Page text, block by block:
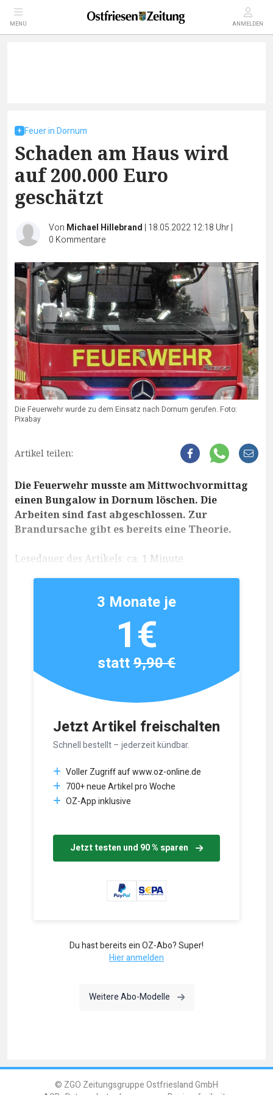
MENÜ ANMELDEN
Feuer in Dornum
Schaden am Haus wird
auf 200.000 Euro
geschätzt
Von Michael Hillebrand | 18.05.2022 12:18 Uhr|
0 Kommentare
Die Feuerwehr wurde zu dem Einsatz nach Dornum gerufen. Foto:
Pixabay
Artikel teilen:
Die Feuerwehr musste am Mittwochvormittag
einen Bungalow in Dornum löschen. Die
Arbeiten sind fast abgeschlossen. Zur
Brandursache gibt es bereits eine Theorie.
Lesedauer des Artikels: ca. 1 Minute
Jetzt Artikel freischalten
Schnell bestellt – jederzeit kündbar.
Voller Zugriff auf www.oz-online.de
700+ neue Artikel pro Woche
OZ-App inklusive
Jetzt testen und 90 % sparen
3 Monate je
1€
statt9,90 €
Du hast bereits ein OZ-Abo? Super!
Hier anmelden
Weitere Abo-Modelle
© ZGO Zeitungsgruppe Ostfriesland GmbH